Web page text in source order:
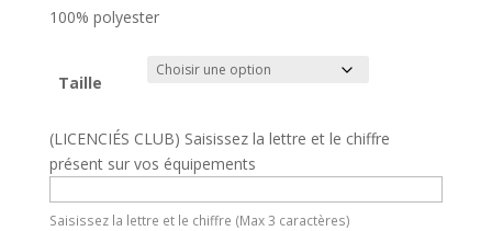
100% polyester
Taille
(LICENCIÉS CLUB) Saisissez la lettre et le chiffre
présent sur vos équipements
Saisissez la lettre et le chiffre (Max 3 caractères)